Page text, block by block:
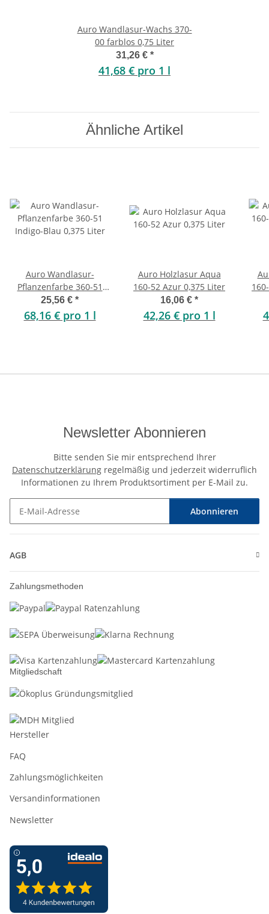
Auro Wandlasur-Wachs 370-
00 farblos 0,75 Liter
31,26 € *
41,68 € pro 1 l
Ähnliche Artikel
Auro Wandlasur-
Pflanzenfarbe 360-51
Indigo-Blau 0,375 Liter
25,56 € *
68,16 € pro 1 l
Auro Holzlasur Aqua
160-52 Azur 0,375 Liter
16,06 € *
42,26 € pro 1 l
Newsletter Abonnieren
Bitte senden Sie mir entsprechend Ihrer
Datenschutzerklärung regelmäßig und jederzeit widerruflich
Informationen zu Ihrem Produktsortiment per E-Mail zu.
Abonnieren
AGB
Zahlungsmethoden
Mitgliedschaft
Hersteller
FAQ
Zahlungsmöglichkeiten
Versandinformationen
Newsletter